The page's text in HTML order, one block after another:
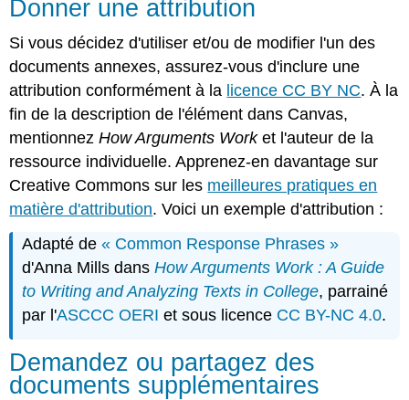
Donner une attribution
Si vous décidez d'utiliser et/ou de modifier l'un des
documents annexes, assurez-vous d'inclure une
attribution conformément à la licence CC BY NC. À la
fin de la description de l'élément dans Canvas,
mentionnezHow Arguments Worket l'auteur de la
ressource individuelle. Apprenez-en davantage sur
Creative Commons sur les meilleures pratiques en
matière d'attribution. Voici un exemple d'attribution :
Adapté de« Common Response Phrases »
d'Anna Mills dansHow Arguments Work : A Guide
to Writing and Analyzing Texts in College, parrainé
par l'ASCCC OERI et sous licence CC BY-NC 4.0.
Demandez ou partagez des
documents supplémentaires